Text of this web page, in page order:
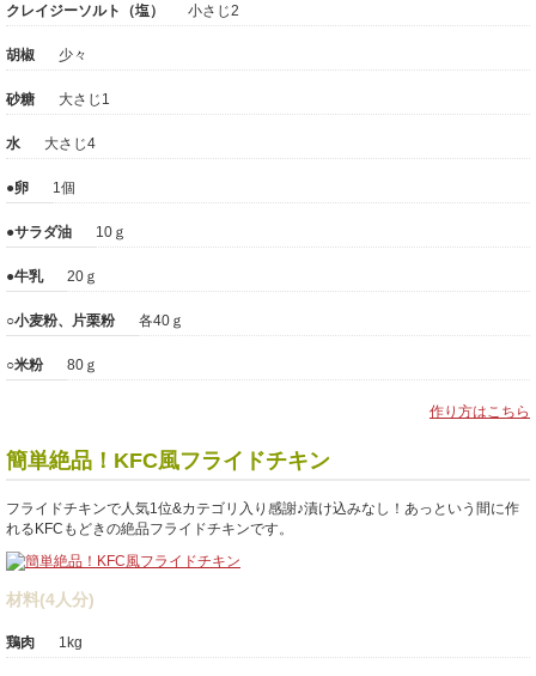
クレイジーソルト（塩） 小さじ2
胡椒 少々
砂糖 大さじ1
水 大さじ4
●卵 1個
●サラダ油 10ｇ
●牛乳 20ｇ
○小麦粉、片栗粉 各40ｇ
○米粉 80ｇ
作り方はこちら
簡単絶品！KFC風フライドチキン
フライドチキンで人気1位&カテゴリ入り感謝♪漬け込みなし！あっという間に作
れるKFCもどきの絶品フライドチキンです。
材料(4人分)
鶏肉 1kg